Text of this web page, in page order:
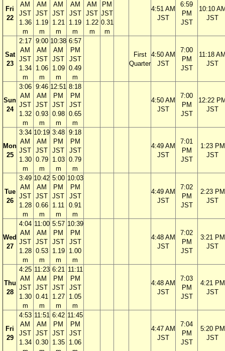
Fri
22
AM
JST
1.36
m
AM
JST
1.19
m
AM
JST
1.21
m
AM
JST
1.19
m
AM
JST
1.22
m
PM
JST
0.31
m
4:51 AM
JST
6:59
PM
JST
10:10
JST
Sat
23
2:17
AM
JST
1.34
m
9:00
AM
JST
1.06
m
10:38
AM
JST
1.09
m
6:57
PM
JST
0.49
m
First
Quarter
4:50 AM
JST
7:00
PM
JST
11:18
JST
Sun
24
3:06
AM
JST
1.32
m
9:46
AM
JST
0.93
m
12:51
PM
JST
0.98
m
8:18
PM
JST
0.65
m
4:50 AM
JST
7:00
PM
JST
12:22
JST
Mon
25
3:34
AM
JST
1.30
m
10:19
AM
JST
0.79
m
3:48
PM
JST
1.03
m
9:18
PM
JST
0.79
m
4:49 AM
JST
7:01
PM
JST
1:23 PM
JST
Tue
26
3:49
AM
JST
1.28
m
10:42
AM
JST
0.66
m
5:00
PM
JST
1.11
m
10:03
PM
JST
0.91
m
4:49 AM
JST
7:02
PM
JST
2:23 PM
JST
Wed
27
4:04
AM
JST
1.28
m
11:00
AM
JST
0.53
m
5:57
PM
JST
1.19
m
10:39
PM
JST
1.00
m
4:48 AM
JST
7:02
PM
JST
3:21 PM
JST
Thu
28
4:25
AM
JST
1.30
m
11:23
AM
JST
0.41
m
6:21
PM
JST
1.27
m
11:11
PM
JST
1.05
m
4:48 AM
JST
7:03
PM
JST
4:21 PM
JST
Fri
29
4:53
AM
JST
1.34
11:51
AM
JST
0.30
6:42
PM
JST
1.35
11:45
PM
JST
1.06
4:47 AM
JST
7:04
PM
JST
5:20 PM
JST